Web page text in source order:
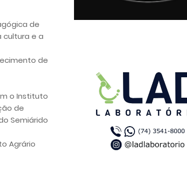
de
cultura e a
de
o Instituto
de
Semiárido
Agrário